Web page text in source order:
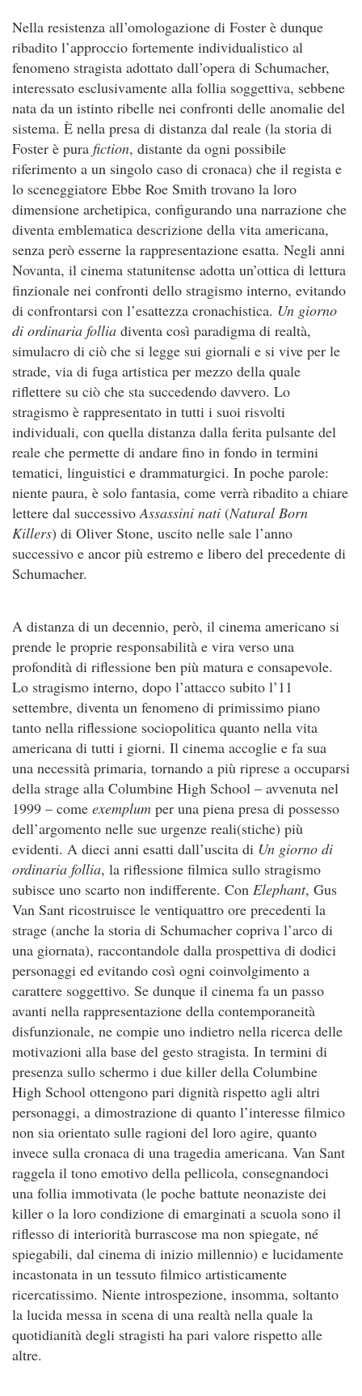
Nella resistenza all’omologazione di Foster è dunque
ribadito l’approccio fortemente individualistico al
fenomeno stragista adottato dall’opera di Schumacher,
interessato esclusivamente alla follia soggettiva, sebbene
nata da un istinto ribelle nei confronti delle anomalie del
sistema. È nella presa di distanza dal reale (la storia di
Foster è pura fiction, distante da ogni possibile
riferimento a un singolo caso di cronaca) che il regista e
lo sceneggiatore Ebbe Roe Smith trovano la loro
dimensione archetipica, configurando una narrazione che
diventa emblematica descrizione della vita americana,
senza però esserne la rappresentazione esatta. Negli anni
Novanta, il cinema statunitense adotta un’ottica di lettura
finzionale nei confronti dello stragismo interno, evitando
di confrontarsi con l’esattezza cronachistica. Un giorno
di ordinaria follia diventa così paradigma di realtà,
simulacro di ciò che si legge sui giornali e si vive per le
strade, via di fuga artistica per mezzo della quale
riflettere su ciò che sta succedendo davvero. Lo
stragismo è rappresentato in tutti i suoi risvolti
individuali, con quella distanza dalla ferita pulsante del
reale che permette di andare fino in fondo in termini
tematici, linguistici e drammaturgici. In poche parole:
niente paura, è solo fantasia, come verrà ribadito a chiare
lettere dal successivoAssassini nati (Natural Born
Killers) di Oliver Stone, uscito nelle sale l’anno
successivo e ancor più estremo e libero del precedente di
Schumacher.
A distanza di un decennio, però, il cinema americano si
prende le proprie responsabilità e vira verso una
profondità di riflessione ben più matura e consapevole.
Lo stragismo interno, dopo l’attacco subito l’11
settembre, diventa un fenomeno di primissimo piano
tanto nella riflessione sociopolitica quanto nella vita
americana di tutti i giorni. Il cinema accoglie e fa sua
una necessità primaria, tornando a più riprese a occuparsi
della strage alla Columbine High School – avvenuta nel
1999 – come exemplum per una piena presa di possesso
dell’argomento nelle sue urgenze reali(stiche) più
evidenti. A dieci anni esatti dall’uscita di Un giorno di
ordinaria follia, la riflessione filmica sullo stragismo
subisce uno scarto non indifferente. Con Elephant, Gus
Van Sant ricostruisce le ventiquattro ore precedenti la
strage (anche la storia di Schumacher copriva l’arco di
una giornata), raccontandole dalla prospettiva di dodici
personaggi ed evitando così ogni coinvolgimento a
carattere soggettivo. Se dunque il cinema fa un passo
avanti nella rappresentazione della contemporaneità
disfunzionale, ne compie uno indietro nella ricerca delle
motivazioni alla base del gesto stragista. In termini di
presenza sullo schermo i due killer della Columbine
High School ottengono pari dignità rispetto agli altri
personaggi, a dimostrazione di quanto l’interesse filmico
non sia orientato sulle ragioni del loro agire, quanto
invece sulla cronaca di una tragedia americana. Van Sant
raggela il tono emotivo della pellicola, consegnandoci
una follia immotivata (le poche battute neonaziste dei
killer o la loro condizione di emarginati a scuola sono il
riflesso di interiorità burrascose ma non spiegate, né
spiegabili, dal cinema di inizio millennio) e lucidamente
incastonata in un tessuto filmico artisticamente
ricercatissimo. Niente introspezione, insomma, soltanto
la lucida messa in scena di una realtà nella quale la
quotidianità degli stragisti ha pari valore rispetto alle
altre.